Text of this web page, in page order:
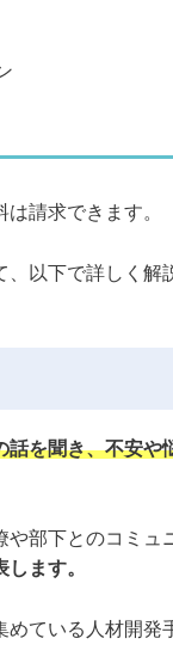
は請求できます。
以下で詳しく解
話を聞き、不安や
部下とのコミュ
ます。
ている人材開発